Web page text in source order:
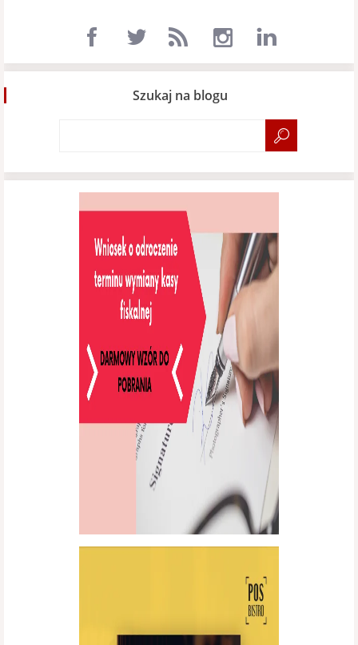
Szukaj na blogu